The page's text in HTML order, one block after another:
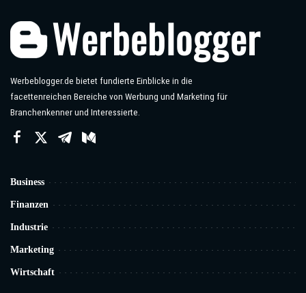
Werbeblogger.de bietet fundierte Einblicke in die
facettenreichen Bereiche von Werbung und Marketing für
Branchenkenner und Interessierte.
Business
Finanzen
Industrie
Marketing
Wirtschaft